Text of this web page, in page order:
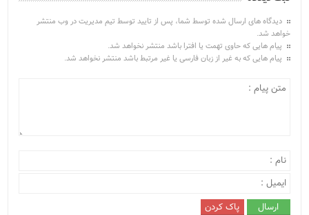
دیدگاه های ارسال شده توسط شما، پس از تایید توسط تیم مدیریت در وب منتشر
خواهد شد.
پیام هایی که حاوی تهمت یا افترا باشد منتشر نخواهد شد.
پیام هایی که به غیر از زبان فارسی یا غیر مرتبط باشد منتشر نخواهد شد.